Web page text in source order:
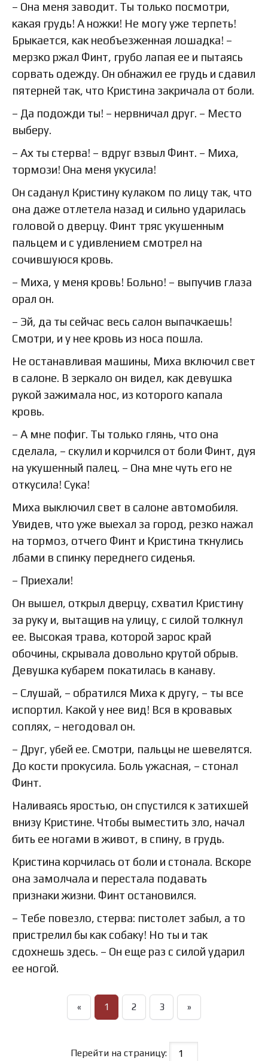
– Она меня заводит. Ты только посмотри,
какая грудь! А ножки! Не могу уже терпеть!
Брыкается, как необъезженная лошадка! –
мерзко ржал Финт, грубо лапая ее и пытаясь
сорвать одежду. Он обнажил ее грудь и сдавил
пятерней так, что Кристина закричала от боли.
– Да подожди ты! – нервничал друг. – Место
выберу.
– Ах ты стерва! – вдруг взвыл Финт. – Миха,
тормози! Она меня укусила!
Он саданул Кристину кулаком по лицу так, что
она даже отлетела назад и сильно ударилась
головой о дверцу. Финт тряс укушенным
пальцем и с удивлением смотрел на
сочившуюся кровь.
– Миха, у меня кровь! Больно! – выпучив глаза
орал он.
– Эй, да ты сейчас весь салон выпачкаешь!
Смотри, и у нее кровь из носа пошла.
Не останавливая машины, Миха включил свет
в салоне. В зеркало он видел, как девушка
рукой зажимала нос, из которого капала
кровь.
– А мне пофиг. Ты только глянь, что она
сделала, – скулил и корчился от боли Финт, дуя
на укушенный палец. – Она мне чуть его не
откусила! Сука!
Миха выключил свет в салоне автомобиля.
Увидев, что уже выехал за город, резко нажал
на тормоз, отчего Финт и Кристина ткнулись
лбами в спинку переднего сиденья.
– Приехали!
Он вышел, открыл дверцу, схватил Кристину
за руку и, вытащив на улицу, с силой толкнул
ее. Высокая трава, которой зарос край
обочины, скрывала довольно крутой обрыв.
Девушка кубарем покатилась в канаву.
– Слушай, – обратился Миха к другу, – ты все
испортил. Какой у нее вид! Вся в кровавых
соплях, – негодовал он.
– Друг, убей ее. Смотри, пальцы не шевелятся.
До кости прокусила. Боль ужасная, – стонал
Финт.
Наливаясь яростью, он спустился к затихшей
внизу Кристине. Чтобы выместить зло, начал
бить ее ногами в живот, в спину, в грудь.
Кристина корчилась от боли и стонала. Вскоре
она замолчала и перестала подавать
признаки жизни. Финт остановился.
– Тебе повезло, стерва: пистолет забыл, а то
пристрелил бы как собаку! Но ты и так
сдохнешь здесь. – Он еще раз с силой ударил
ее ногой.
« 1 2 3 »
Перейти на страницу: